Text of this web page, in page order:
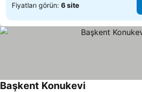
Fiyatları görün: 6 site
Başkent Konukevi